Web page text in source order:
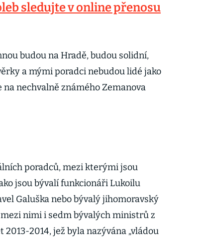
sledujte v online přenosu
budou na Hradě, budou solidní,
a mými poradci nebudou lidé jako
na nechvalně známého Zemanova
poradců, mezi kterými jsou
jsou bývalí funkcionáři Lukoilu
Galuška nebo bývalý jihomoravský
nimi i sedm bývalých ministrů z
2014, jež byla nazývána „vládou